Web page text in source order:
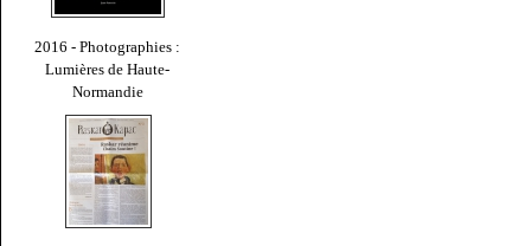
2016 - Photographies :
Lumières de Haute-
Normandie